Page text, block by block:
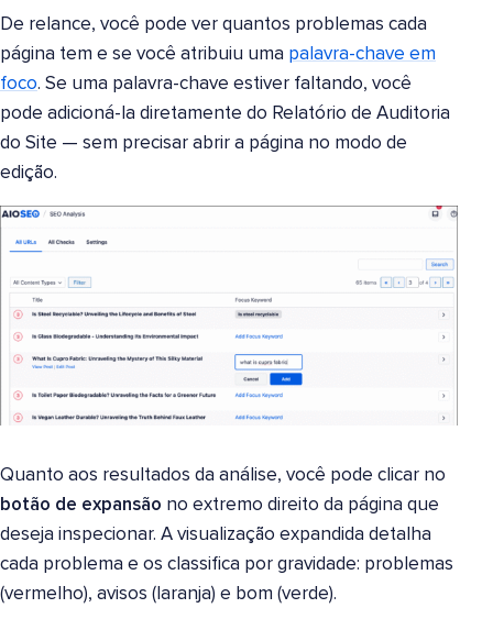
De relance, você pode ver quantos problemas cada
página tem e se você atribuiu uma palavra-chave em
foco. Se uma palavra-chave estiver faltando, você
pode adicioná-la diretamente do Relatório de Auditoria
do Site — sem precisar abrir a página no modo de
edição.
Quanto aos resultados da análise, você pode clicar no
botão de expansão no extremo direito da página que
deseja inspecionar. A visualização expandida detalha
cada problema e os classifica por gravidade: problemas
(vermelho), avisos (laranja) e bom (verde).